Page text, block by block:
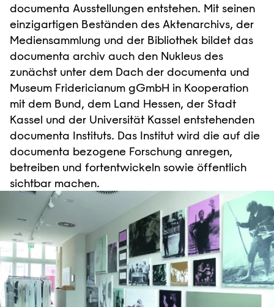
documenta Ausstellungen entstehen. Mit seinen
einzigartigen Beständen des Aktenarchivs, der
Mediensammlung und der Bibliothek bildet das
documenta archiv auch den Nukleus des
zunächst unter dem Dach der documenta und
Museum Fridericianum gGmbH in Kooperation
mit dem Bund, dem Land Hessen, der Stadt
Kassel und der Universität Kassel entstehenden
documenta Instituts. Das Institut wird die auf die
documenta bezogene Forschung anregen,
betreiben und fortentwickeln sowie öffentlich
sichtbar machen.